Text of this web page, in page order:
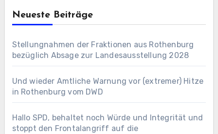
Neueste Beiträge
Stellungnahmen der Fraktionen aus Rothenburg
bezüglich Absage zur Landesausstellung 2028
Und wieder Amtliche Warnung vor (extremer) Hitze
in Rothenburg vom DWD
Hallo SPD, behaltet noch Würde und Integrität und
stoppt den Frontalangriff auf die